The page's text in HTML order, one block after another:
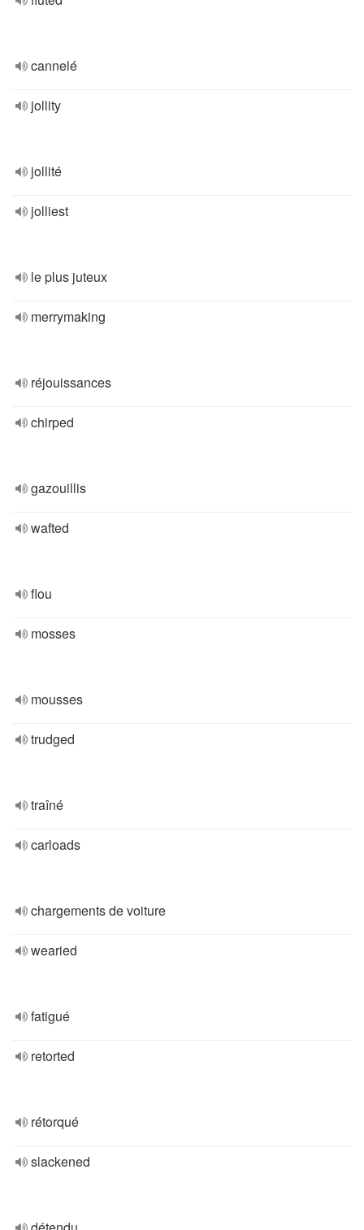
cannelé
jollity
jollité
jolliest
le plus juteux
merrymaking
réjouissances
chirped
gazouillis
wafted
flou
mosses
mousses
trudged
traîné
carloads
chargements de voiture
wearied
fatigué
retorted
rétorqué
slackened